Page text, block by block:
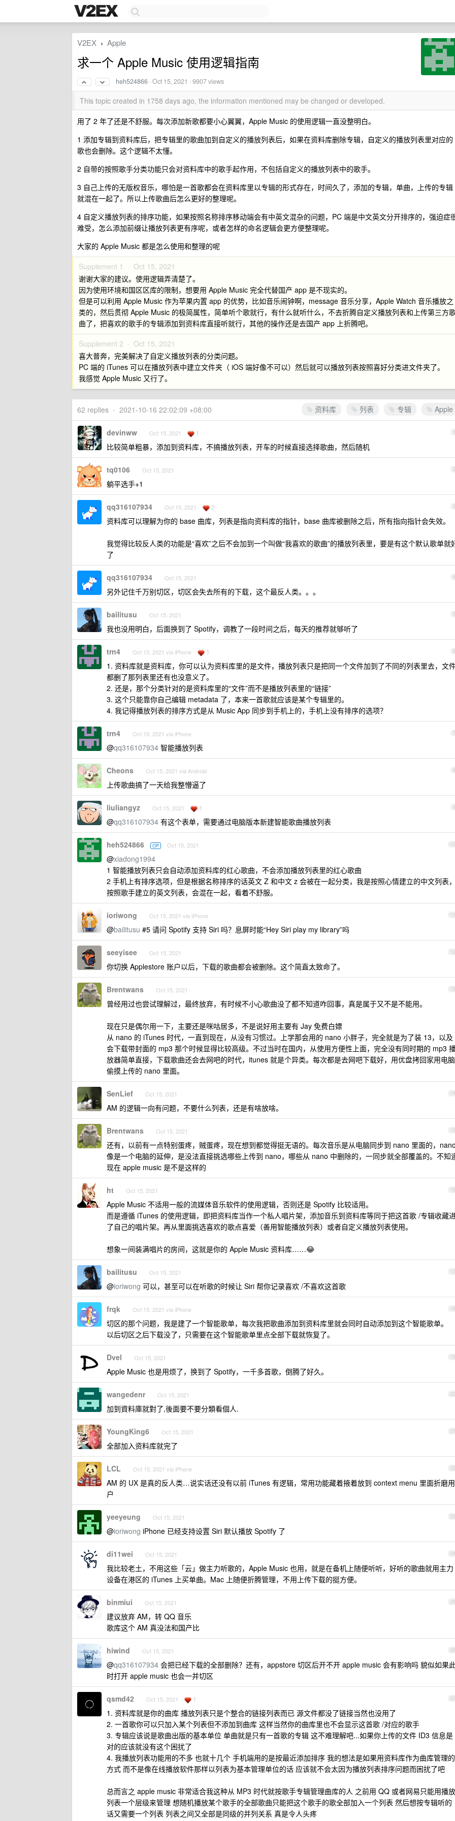
V2EX › Apple
求一个 Apple Music 使用逻辑指南
heh524866 ·Oct 15, 2021 · 9907 views
This topic created in 1758 days ago, the information mentioned may be changed or developed.
用了 2 年了还是不舒服。每次添加新歌都要小心翼翼，Apple Music 的使用逻辑一直没整明白。
1 添加专辑到资料库后，把专辑里的歌曲加到自定义的播放列表后，如果在资料库删除专辑，自定义的播放列表里对应的
歌也会删除。这个逻辑不太懂。
2 自带的按照歌手分类功能只会对资料库中的歌手起作用，不包括自定义的播放列表中的歌手。
3 自己上传的无版权音乐，哪怕是一首歌都会在资料库里以专辑的形式存在，时间久了，添加的专辑，单曲，上传的专辑
就混在一起了。所以上传歌曲后怎么更好的整理呢。
4 自定义播放列表的排序功能，如果按照名称排序移动端会有中英文混杂的问题，PC 端是中文英文分开排序的，强迫症
难受，怎么添加前缀让播放列表更有序呢，或者怎样的命名逻辑会更方便整理呢。
大家的 Apple Music 都是怎么使用和整理的呢
Supplement 1 · Oct 15, 2021
谢谢大家的建议。使用逻辑弄清楚了。
因为使用环境和国区区库的限制，想要用 Apple Music 完全代替国产 app 是不现实的。
但是可以利用 Apple Music 作为苹果内置 app 的优势，比如音乐闹钟啊，message 音乐分享，Apple Watch 音乐播放之
类的，然后贯彻 Apple Music 的极简属性，简单听个歌就行，有什么就听什么，不去折腾自定义播放列表和上传第三方
曲了，把喜欢的歌手的专辑添加到资料库直接听就行，其他的操作还是去国产 app 上折腾吧。
Supplement 2 · Oct 15, 2021
喜大普奔，完美解决了自定义播放列表的分类问题。
PC 端的 iTunes 可以在播放列表中建立文件夹（ iOS 端好像不可以）然后就可以播放列表按照喜好分类进文件夹了。
我感觉 Apple Music 又行了。
资料库 列表 专辑 Apple
62 replies • 2021-10-16 22:02:09 +08:00
1
devinww Oct 15, 2021 1
比较简单粗暴，添加到资料库，不搞播放列表，开车的时候直接选择歌曲，然后随机
2
tq0106 Oct 15, 2021
躺平选手+1
3
qq316107934 Oct 15, 2021 2
资料库可以理解为你的 base 曲库，列表是指向资料库的指针，base 曲库被删除之后，所有指向指针会失效。
我觉得比较反人类的功能是“喜欢”之后不会加到一个叫做“我喜欢的歌曲”的播放列表里，要是有这个默认歌单就
了
4
qq316107934 Oct 15, 2021
另外记住千万别切区，切区会失去所有的下载，这个最反人类。。。
5
bailitusu Oct 15, 2021
我也没用明白，后面换到了 Spotify，调教了一段时间之后，每天的推荐就够听了
6
trn4 Oct 15, 2021 via iPhone 1
1. 资料库就是资料库，你可以认为资料库里的是文件，播放列表只是把同一个文件加到了不同的列表里去，文
都删了那列表里还有也没意义了。
2. 还是，那个分类针对的是资料库里的“文件”而不是播放列表里的“链接”
3. 这个只能靠你自己编辑 metadata 了，本来一首歌就应该是某个专辑里的。
4. 我记得播放列表的排序方式是从 Music App 同步到手机上的，手机上没有排序的选项？
7
trn4 Oct 15, 2021 via iPhone
@qq316107934 智能播放列表
8
Cheons Oct 15, 2021 via Android
上传歌曲搞了一天给我整懵逼了
9
liuliangyz Oct 15, 2021 1
@qq316107934 有这个表单，需要通过电脑版本新建智能歌曲播放列表
10
heh524866 OP Oct 15, 2021
@xiadong1994
1 智能播放列表只会自动添加资料库的红心歌曲，不会添加播放列表里的红心歌曲
2 手机上有排序选项，但是根据名称排序的话英文 Z 和中文 z 会被在一起分类，我是按照心情建立的中文列表，
按照歌手建立的英文列表，会混在一起，看着不舒服。
11
ioriwong Oct 15, 2021 via iPhone
@bailitusu #5 请问 Spotify 支持 Siri 吗？息屏时能“Hey Siri play my library”吗
12
seeyisee Oct 15, 2021
你切换 Applestore 账户以后，下载的歌曲都会被删除。这个简直太致命了。
13
Brentwans Oct 15, 2021
曾经用过也尝试理解过，最终放弃，有时候不小心歌曲没了都不知道咋回事，真是属于又不是不能用。
现在只是偶尔用一下，主要还是咪咕居多，不是说好用主要有 Jay 免费白嫖
从 nano 的 iTunes 时代，一直到现在，从没有习惯过。上学那会用的 nano 小胖子，完全就是为了装 13，以及
会下载带封面的 mp3 那个时候显得比较高级。不过当时在国内，从使用方便性上面，完全没有同时期的 mp3
放器简单直接，下载歌曲还会去网吧的时代，itunes 就是个异类。每次都是去网吧下载好，用优盘拷回家用电脑
偷摸上传的 nano 里面。
14
SenLief Oct 15, 2021
AM 的逻辑一向有问题，不要什么列表，还是有啥放啥。
15
Brentwans Oct 15, 2021
还有，以前有一点特别蛋疼，贼蛋疼，现在想到都觉得挺无语的。每次音乐是从电脑同步到 nano 里面的，nano
像是一个电脑的延伸，是没法直接挑选哪些上传到 nano，哪些从 nano 中删除的，一同步就全部覆盖的。不知
现在 apple music 是不是这样的
16
ht Oct 15, 2021
Apple Music 不适用一般的流媒体音乐软件的使用逻辑，否则还是 Spotify 比较适用。
而是遵循 iTunes 的使用逻辑，即把资料库当作一个私人唱片架，添加音乐到资料库等同于把这首歌 /专辑收藏
了自己的唱片架。再从里面挑选喜欢的歌点喜爱（善用智能播放列表）或者自定义播放列表使用。
想象一间装满唱片的房间，这就是你的 Apple Music 资料库……😂
17
bailitusu Oct 15, 2021
@ioriwong 可以，甚至可以在听歌的时候让 Siri 帮你记录喜欢 /不喜欢这首歌
18
frqk Oct 15, 2021 via iPhone
切区的那个问题，我是建了一个智能歌单，每次我把歌曲添加到资料库里就会同时自动添加到这个智能歌单。
以后切区之后下载没了，只需要在这个智能歌单里点全部下载就恢复了。
19
Dvel Oct 15, 2021
Apple Music 也是用烦了，换到了 Spotify，一千多首歌，倒腾了好久。
20
wangedenr Oct 15, 2021
加到資料庫就對了,後面要不要分類看個人.
21
YoungKing6 Oct 15, 2021
全部加入资料库就完了
22
LCL Oct 15, 2021 via iPhone
AM 的 UX 是真的反人类…说实话还没有以前 iTunes 有逻辑，常用功能藏着掖着放到 context menu 里面折磨用
户
23
yeeyeung Oct 15, 2021
@ioriwong iPhone 已经支持设置 Siri 默认播放 Spotify 了
24
di11wei Oct 15, 2021
我比较老土，不用这些「云」做主力听歌的，Apple Music 也用，就是在备机上随便听听，好听的歌曲就用主力
设备在港区的 iTunes 上买单曲。Mac 上随便折腾管理，不用上传下载的挺方便。
25
binmiui Oct 15, 2021
建议放弃 AM，转 QQ 音乐
歌库这个 AM 真没法和国产比
26
hiwind Oct 15, 2021
@qq316107934 会把已经下载的全部删除？还有，appstore 切区后开不开 apple music 会有影响吗 貌似如果
时打开 apple music 也会一并切区
27
qsmd42 Oct 15, 2021 1
1. 资料库就是你的曲库 播放列表只是个整合的链接列表而已 源文件都没了链接当然也没用了
2. 一首歌你可以只加入某个列表但不添加到曲库 这样当然你的曲库里也不会显示这首歌 /对应的歌手
3. 专辑应该说是歌曲出版的基本单位 单曲就是只有一首歌的专辑 这不难理解吧...如果你上传的文件 ID3 信息是
对的应该就没有这个困扰了
4. 我播放列表功能用的不多 也就十几个 手机端用的是按最近添加排序 我的想法是如果用资料库作为曲库管理的
方式 而不是像在线播放软件那样以列表为基本管理单位的话 应该就不会太因为播放列表排序问题而困扰了吧
总而言之 apple music 非常适合我这种从 MP3 时代就按歌手专辑管理曲库的人 之前用 QQ 或者网易只能用播放
列表一个层级来管理 想随机播放某个歌手的全部歌曲只能把这个歌手的歌全部加入一个列表 然后想按专辑听的
话又需要一个列表 列表之间又全部是同级的并列关系 真是令人头疼